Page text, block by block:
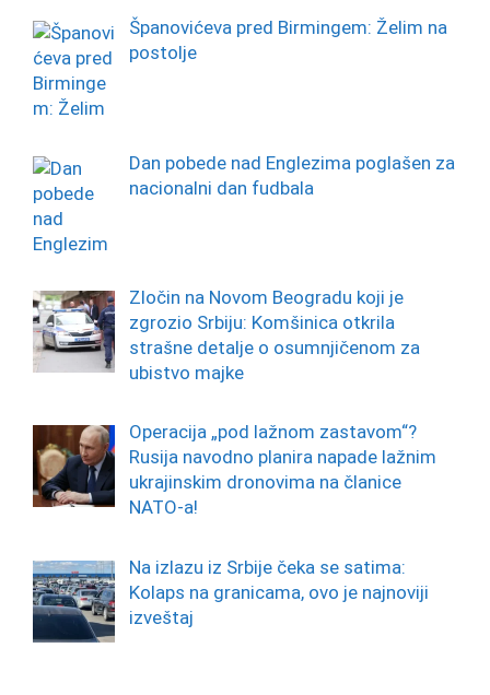
Španovićeva pred Birmingem: Želim na
postolje
Dan pobede nad Englezima poglašen za
nacionalni dan fudbala
Zločin na Novom Beogradu koji je
zgrozio Srbiju: Komšinica otkrila
strašne detalje o osumnjičenom za
ubistvo majke
Operacija „pod lažnom zastavom“?
Rusija navodno planira napade lažnim
ukrajinskim dronovima na članice
NATO-a!
Na izlazu iz Srbije čeka se satima:
Kolaps na granicama, ovo je najnoviji
izveštaj